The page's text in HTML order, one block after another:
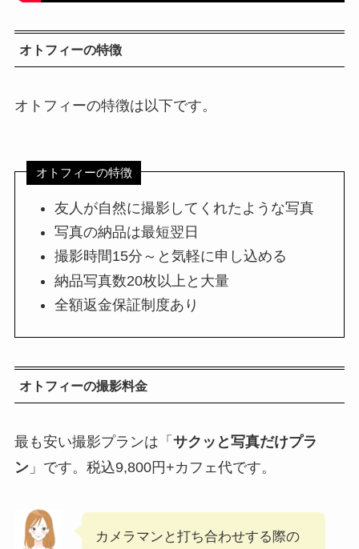
オトフィーの特徴
オトフィーの特徴は以下です。
オトフィーの特徴
友人が自然に撮影してくれたような写真
写真の納品は最短翌日
撮影時間15分～と気軽に申し込める
納品写真数20枚以上と大量
全額返金保証制度あり
オトフィーの撮影料金
最も安い撮影プランは「 サクッと写真だけプラ
ン」です。税込9,800円+カフェ代です。
カメラマンと打ち合わせする際の